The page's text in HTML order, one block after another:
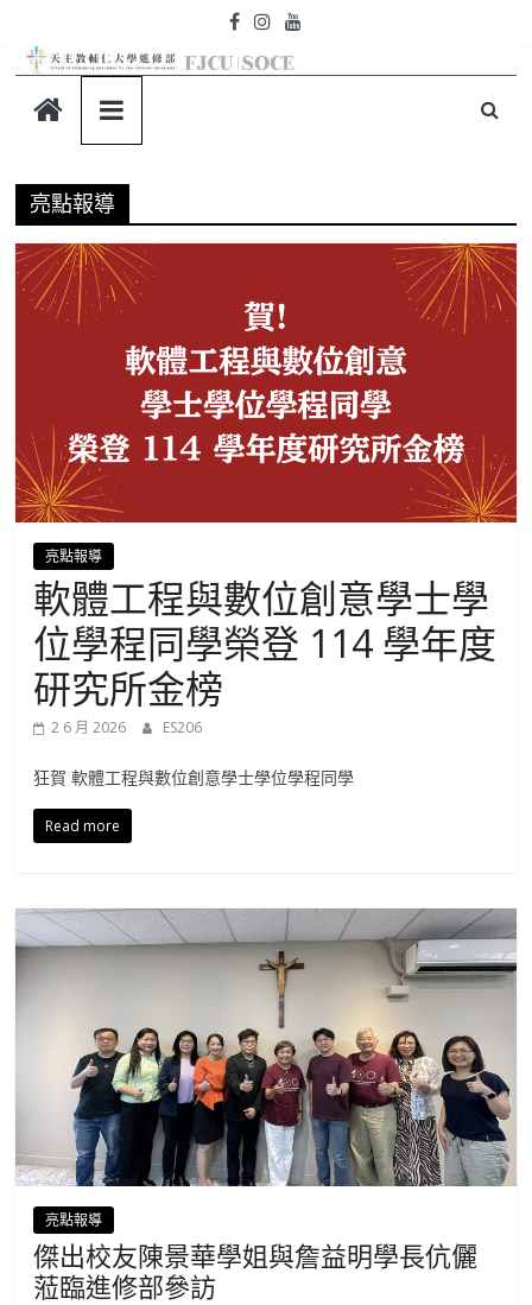
content
天
主
教
輔
大
學-
進
修
部
官
方
網
站
亮點報導
亮點報導
軟體工程與數位創意學士學
位學程同學榮登 114 學年度
研究所金榜
2 6 月 2026 ES206
狂賀 軟體工程與數位創意學士學位學程同學
Read more
亮點報導
傑出校友陳景華學姐與詹益明學長伉儷
蒞臨進修部參訪